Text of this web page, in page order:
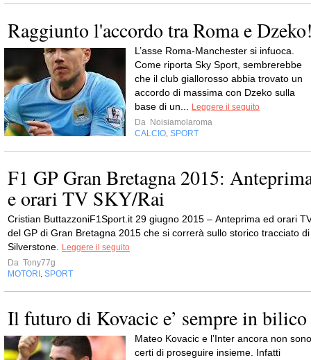
Raggiunto l'accordo tra Roma e
L’asse Roma-Manchester si infuoca.
Come riporta Sky Sport, sembrerebbe
che il club giallorosso abbia trovato un
accordo di massima con Dzeko sulla
base di un...
Leggere il seguito
Da Noisiamolaroma
CALCIO SPORT
F1 GP Gran Bretagna 2015:
e orari TV SKY/Rai
Cristian ButtazzoniF1Sport.it 29 giugno 2015 – Anteprima ed orari
del GP di Gran Bretagna 2015 che si correrà sullo storico tracciato di
Silverstone.
Leggere il seguito
Da Tony77g
MOTORI
SPORT
Il futuro di Kovacic e’ sempre in bilico
Mateo Kovacic e l’Inter ancora non sono
certi di proseguire insieme. Infatti